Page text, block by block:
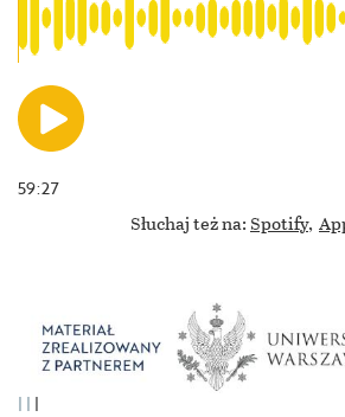
59:27
Słuchaj też na: Spotify,
| |